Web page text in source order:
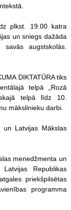
plkst. 19.00 katra
un sniegs dažāda
augstskolās.
DIKTATŪRA tiks
telpā „Rozā
telpā līdz 10.
mākslinieku darbi.
un Latvijas Mākslas
menedžmenta un
Republikas
priekšpilsētas
programma